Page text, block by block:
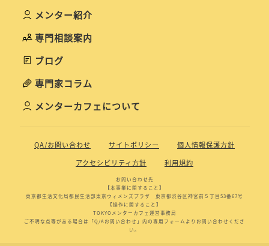
メンター紹介
専門相談案内
ブログ
専門家コラム
メンターカフェについて
QA/お問い合わせ サイトポリシー
個人情報保護方針
アクセシビリティ方針
利用規約
お問い合わせ先
【本事業に関すること】
東京都生活文化局都民生活部東京ウィメンズプラザ 東京都渋谷区神宮前５丁目53番67号
【操作に関すること】
TOKYOメンターカフェ運営事務局
ご不明な点等がある場合は「Q/Aお問い合わせ」内の専用フォームよりお問い合わせくださ
い。